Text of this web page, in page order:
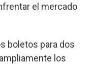
el mercado
boletos para dos
los